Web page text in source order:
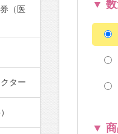
（医
ター